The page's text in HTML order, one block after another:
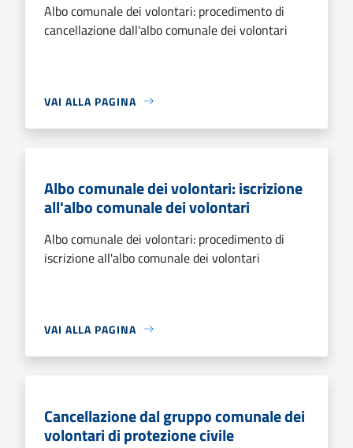
Albo comunale dei volontari: procedimento di
cancellazione dall'albo comunale dei volontari
VAI ALLA PAGINA
Albo comunale dei volontari: iscrizione
all'albo comunale dei volontari
Albo comunale dei volontari: procedimento di
iscrizione all'albo comunale dei volontari
VAI ALLA PAGINA
Cancellazione dal gruppo comunale dei
volontari di protezione civile